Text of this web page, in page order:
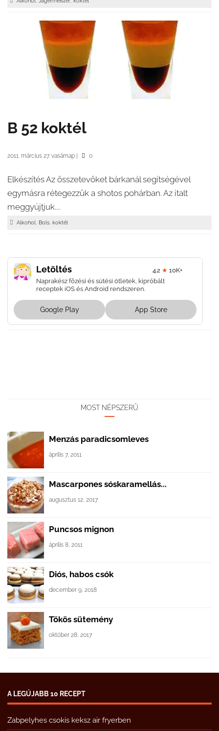
B 52 koktél
2011. március 27. vasárnap 0
Elkészítés Az összetevőket bárkanál segítségével
egymásra rétegezzük a shotos pohárban. Az italt
meggyújtjuk....
Alkohol, Bols, koktél
Letöltés 4.2 ★ 10K+
Naprakész főzési és sütési ötletek, kipróbált
receptek iOS és Android rendszeren.
Google Play App Store
MOST NÉPSZERŰ
Menzás paradicsomleves
április 7, 2011
Mascarpones sóskaramellás...
augusztus 12, 2017
Puncsos mignon
április 8, 2011
Diós, habos csók
december 9, 2018
Tökös sütemény
október 28, 2017
A LEGÚJABB 10 RECEPT
Zabpelyhes csokis keksz air fryerben